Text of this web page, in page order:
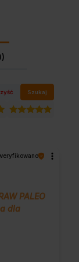
Szukaj
PALEO
dla